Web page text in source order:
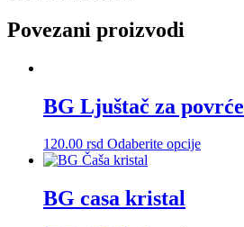
Povezani proizvodi
BG Ljuštač za povrće
120.00 rsd Odaberite opcijeOvaj
BG casa kristal